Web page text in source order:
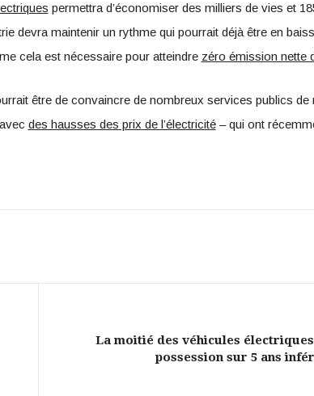
permettra d’économiser des milliers de vies et
devra maintenir un rythme qui pourrait déjà être en
cela est nécessaire pour atteindre zéro émission nette
être de convaincre de nombreux services publics
des hausses des prix de l’électricité– qui ont
La moitié des véhicules électriques
possession sur 5 ans